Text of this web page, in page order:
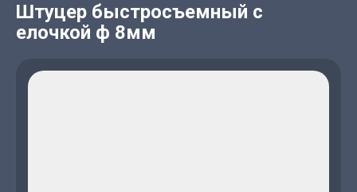
Штуцер быстросъемный с
елочкой ф 8мм